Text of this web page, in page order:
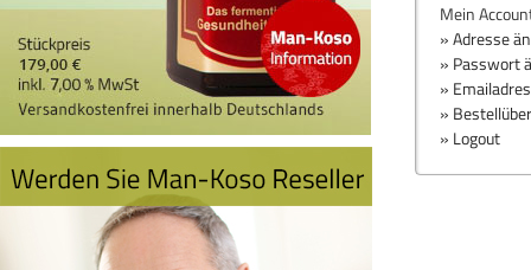
Mein
» Adresse
» Passwort
»
»
» Logout